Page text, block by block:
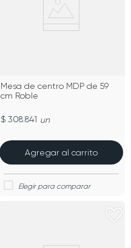
Mesa de centro MDP de 59
cm Roble
$ 308.841 un
Agregar al carrito